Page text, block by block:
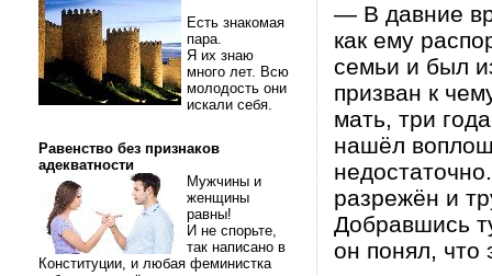
Есть знакомая
пара.
Я их знаю
много лет. Всю
молодость они
искали себя.
Равенство без признаков
адекватности
Мужчины и
женщины
равны!
И не спорьте,
так написано в
Конституции, и любая феминистка
— В давние
как ему
семьи и был
призван к
мать, три
нашёл
разрежён и
Добравшись
он понял, что